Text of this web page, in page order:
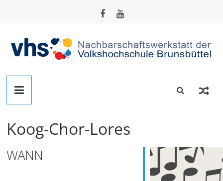
Nachbarschafts-
Werkstatt
Brunsbüttel
Der
Koog-Chor-Lores
WANN